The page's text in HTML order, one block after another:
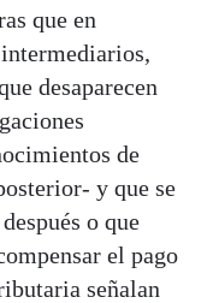
que en
desaparecen
de
y que se
o que
el pago
señalan